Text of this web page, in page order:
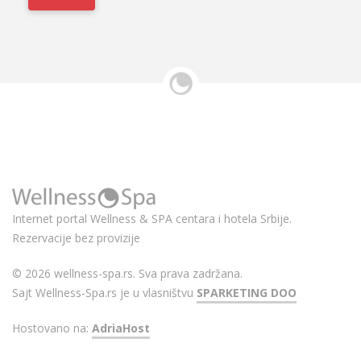
Internet portal Wellness & SPA centara i hotela Srbije.
Rezervacije bez provizije
© 2026 wellness-spa.rs. Sva prava zadržana.
Sajt Wellness-Spa.rs je u vlasništvu SPARKETING DOO
Hostovano na: AdriaHost